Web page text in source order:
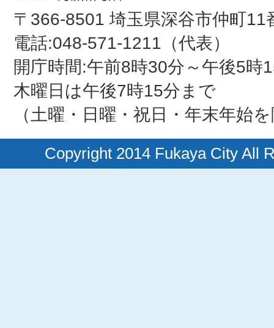
〒366-8501 埼玉県深谷市仲町11
電話:048-571-1211（代表）
開庁時間:午前8時30分～午後5時
木曜日は午後7時15分まで
（土曜・日曜・祝日・年末年始
Copyright 2014 Fukaya City All